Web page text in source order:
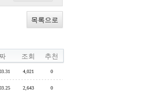
목록으로
조회 추천
4,021 0
2,643 0